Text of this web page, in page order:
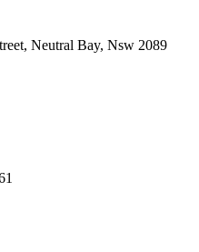
Neutral Bay, Nsw 2089